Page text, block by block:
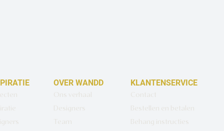
OVER WANDD
Ons verhaal
Designers
Team
KLANTENSERVICE
Contact
Bestellen en betalen
Behang instructies